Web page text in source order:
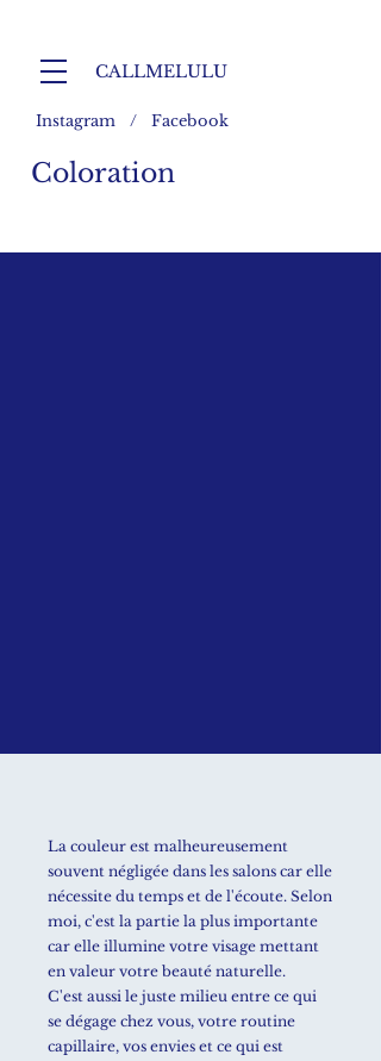
CALLMELULU
Instagram / Facebook
Coloration
La couleur est malheureusement
souvent négligée dans les salons car elle
nécessite du temps et de l'écoute. Selon
moi, c'est la partie la plus importante
car elle illumine votre visage mettant
en valeur votre beauté naturelle.
C'est aussi le juste milieu entre ce qui
se dégage chez vous, votre routine
capillaire, vos envies et ce qui est